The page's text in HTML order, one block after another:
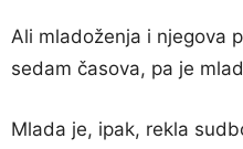
Ali mladoženja i njegova
sedam časova, pa je
Mlada je, ipak, rekla